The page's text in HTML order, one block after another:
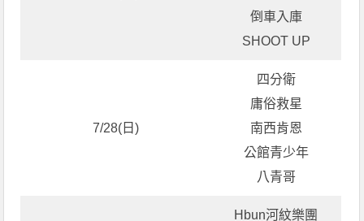
倒車入庫
SHOOT UP
7/28(日)
四分衛
庸俗救星
南西肯恩
公館青少年
八青哥
Hbun河紋樂團